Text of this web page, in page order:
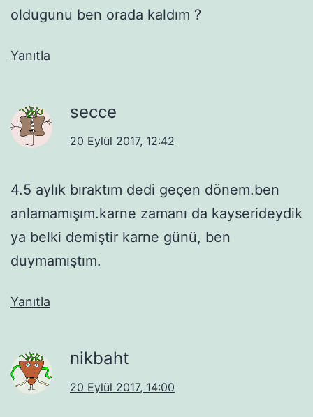
oldugunu ben orada kaldım ?
Yanıtla
secce
20 Eylül 2017, 12:42
4.5 aylık bıraktım dedi geçen dönem.ben
anlamamışım.karne zamanı da kayserideydik
ya belki demiştir karne günü, ben
duymamıştım.
Yanıtla
nikbaht
20 Eylül 2017, 14:00